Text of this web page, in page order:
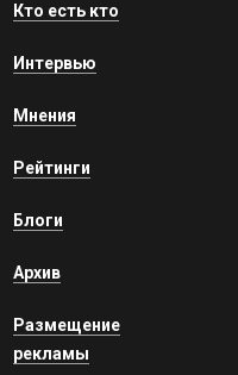
Кто есть кто
Интервью
Мнения
Рейтинги
Блоги
Архив
Размещение
рекламы